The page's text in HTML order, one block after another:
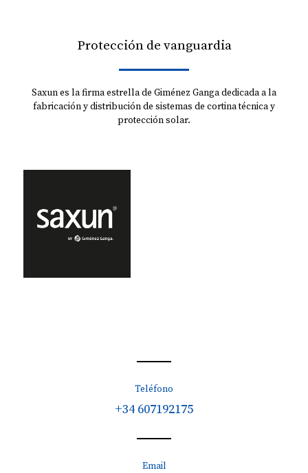
Protección de vanguardia
Saxun es la firma estrella de Giménez Ganga dedicada a la
fabricación y distribución de sistemas de cortina técnica y
protección solar.
Teléfono
+34 607192175
Email